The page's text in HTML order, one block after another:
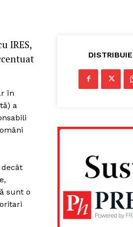
IRES,
în
a
sunt o